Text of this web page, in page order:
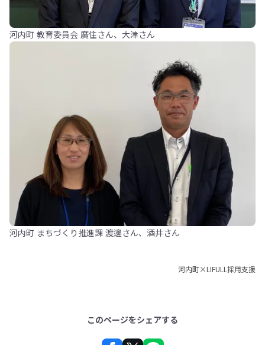
河内町 教育委員会 廣住さん、大津さん
河内町 まちづくり推進課 渡邊さん、酒井さん
河内町×LIFULL採用支援
このページをシェアする